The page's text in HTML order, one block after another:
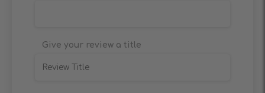
Give your review a title